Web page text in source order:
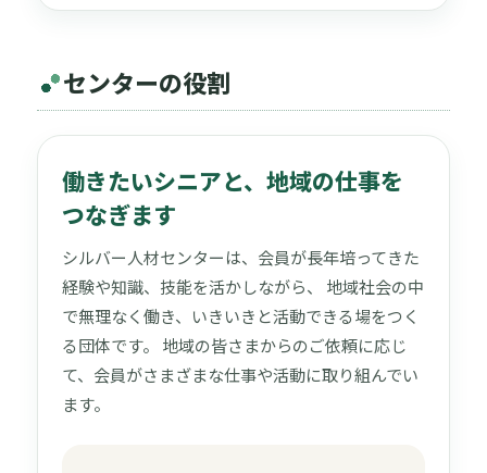
センターの役割
働きたいシニアと、地域の仕事を
つなぎます
シルバー人材センターは、会員が長年培ってきた
経験や知識、技能を活かしながら、 地域社会の中
で無理なく働き、いきいきと活動できる場をつく
る団体です。 地域の皆さまからのご依頼に応じ
て、会員がさまざまな仕事や活動に取り組んでい
ます。